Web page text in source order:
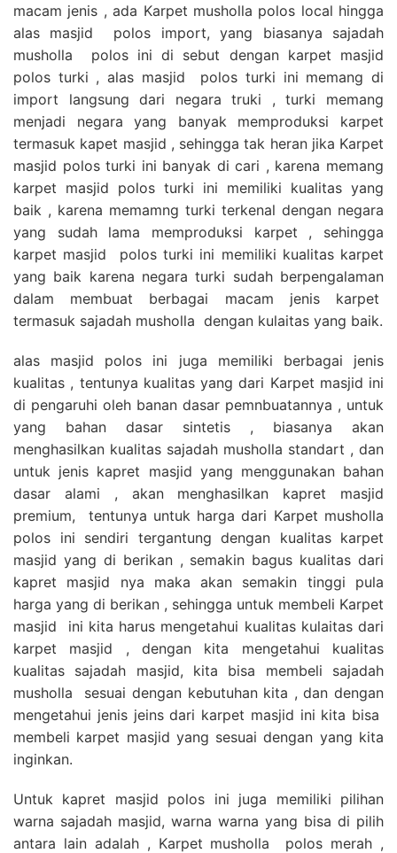
macam jenis , ada Karpet musholla polos local hingga
alas masjid polos import, yang biasanya sajadah
musholla polos ini di sebut dengan karpet masjid
polos turki , alas masjid polos turki ini memang di
import langsung dari negara truki , turki memang
menjadi negara yang banyak memproduksi karpet
termasuk kapet masjid , sehingga tak heran jika Karpet
masjid polos turki ini banyak di cari , karena memang
karpet masjid polos turki ini memiliki kualitas yang
baik , karena memamng turki terkenal dengan negara
yang sudah lama memproduksi karpet , sehingga
karpet masjid polos turki ini memiliki kualitas karpet
yang baik karena negara turki sudah berpengalaman
dalam membuat berbagai macam jenis karpet
termasuk sajadah musholla dengan kulaitas yang baik.
alas masjid polos ini juga memiliki berbagai jenis
kualitas , tentunya kualitas yang dari Karpet masjid ini
di pengaruhi oleh banan dasar pemnbuatannya , untuk
yang bahan dasar sintetis , biasanya akan
menghasilkan kualitas sajadah musholla standart , dan
untuk jenis kapret masjid yang menggunakan bahan
dasar alami , akan menghasilkan kapret masjid
premium, tentunya untuk harga dari Karpet musholla
polos ini sendiri tergantung dengan kualitas karpet
masjid yang di berikan , semakin bagus kualitas dari
kapret masjid nya maka akan semakin tinggi pula
harga yang di berikan , sehingga untuk membeli Karpet
masjid ini kita harus mengetahui kualitas kulaitas dari
karpet masjid , dengan kita mengetahui kualitas
kualitas sajadah masjid, kita bisa membeli sajadah
musholla sesuai dengan kebutuhan kita , dan dengan
mengetahui jenis jeins dari karpet masjid ini kita bisa
membeli karpet masjid yang sesuai dengan yang kita
inginkan.
Untuk kapret masjid polos ini juga memiliki pilihan
warna sajadah masjid, warna warna yang bisa di pilih
antara lain adalah , Karpet musholla polos merah ,